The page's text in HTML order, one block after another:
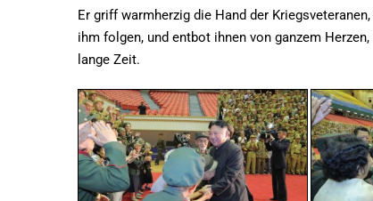
Er griff warmherzig die Hand der
ihm folgen, und entbot ihnen von ganzem
lange Zeit.